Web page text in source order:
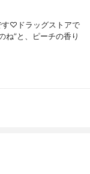
す♡ドラッグストアで
ね”と、ピーチの香り